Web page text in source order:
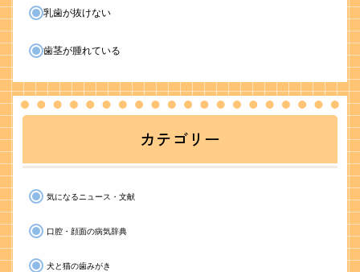
乳歯が抜けない
歯茎が腫れている
カテゴリー
気になるニュース・文献
口腔・顔面の病気辞典
犬と猫の歯みがき